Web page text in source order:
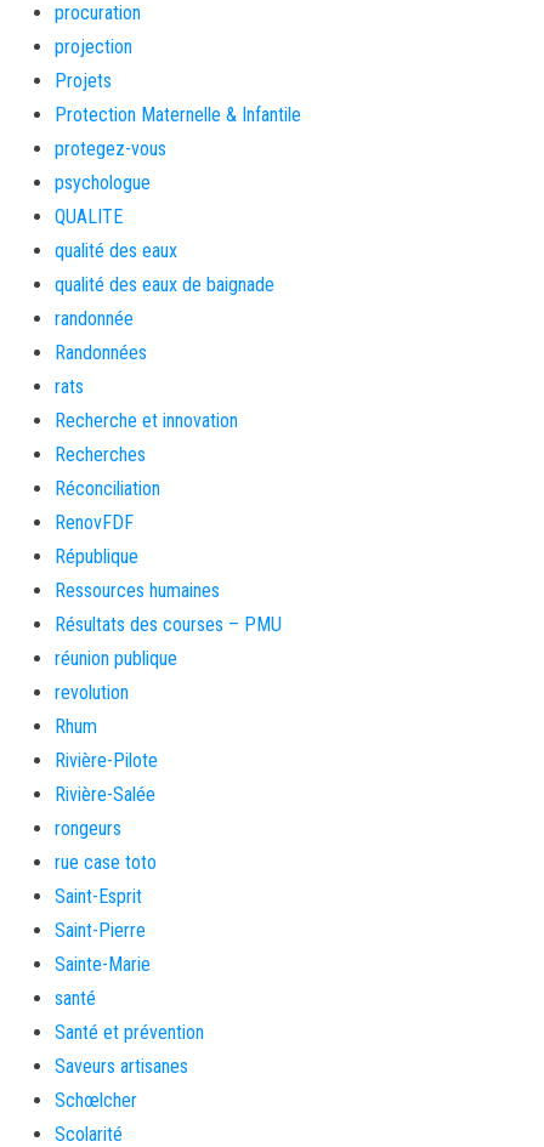
procuration
projection
Projets
Protection Maternelle & Infantile
protegez-vous
psychologue
QUALITE
qualité des eaux
qualité des eaux de baignade
randonnée
Randonnées
rats
Recherche et innovation
Recherches
Réconciliation
RenovFDF
République
Ressources humaines
Résultats des courses – PMU
réunion publique
revolution
Rhum
Rivière-Pilote
Rivière-Salée
rongeurs
rue case toto
Saint-Esprit
Saint-Pierre
Sainte-Marie
santé
Santé et prévention
Saveurs artisanes
Schœlcher
Scolarité